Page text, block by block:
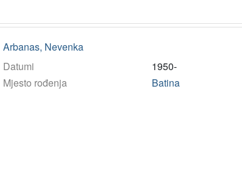
Arbanas, Nevenka
Datumi
1950-
Mjesto rođenja
Batina